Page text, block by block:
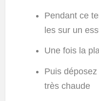
Pendant ce
les sur un
Une fois la
Puis
très chaude